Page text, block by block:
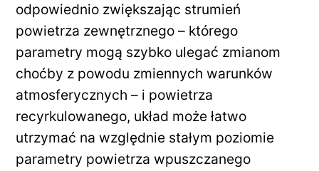
odpowiednio zwiększając strumień
powietrza zewnętrznego – którego
parametry mogą szybko ulegać zmianom
choćby z powodu zmiennych warunków
atmosferycznych – i powietrza
recyrkulowanego, układ może łatwo
utrzymać na względnie stałym poziomie
parametry powietrza wpuszczanego